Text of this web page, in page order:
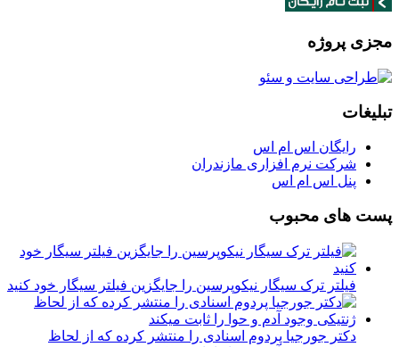
مجزی پروژه
تبلیغات
رایگان اس ام اس
شرکت نرم افزاری مازندران
پنل اس ام اس
پست های محبوب
فیلتر ترک سیگار نیکوپرسین را جایگزین فیلتر سیگار خود کنید
دکتر جورجیا پردوم اسنادی را منتشر کرده که از لحاظ